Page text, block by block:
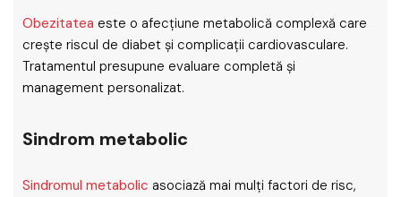
Obezitatea este o afecțiune metabolică complexă care
crește riscul de diabet și complicații cardiovasculare.
Tratamentul presupune evaluare completă și
management personalizat.
Sindrom metabolic
Sindromul metabolic asociază mai mulți factori de risc,